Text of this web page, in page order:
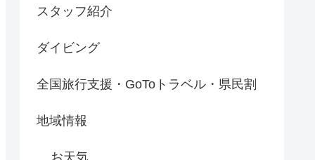
スタッフ紹介
ダイビング
全国旅行支援・GoToトラベル・県民割
地域情報
お天気